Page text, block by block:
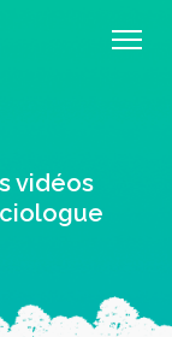
vidéos